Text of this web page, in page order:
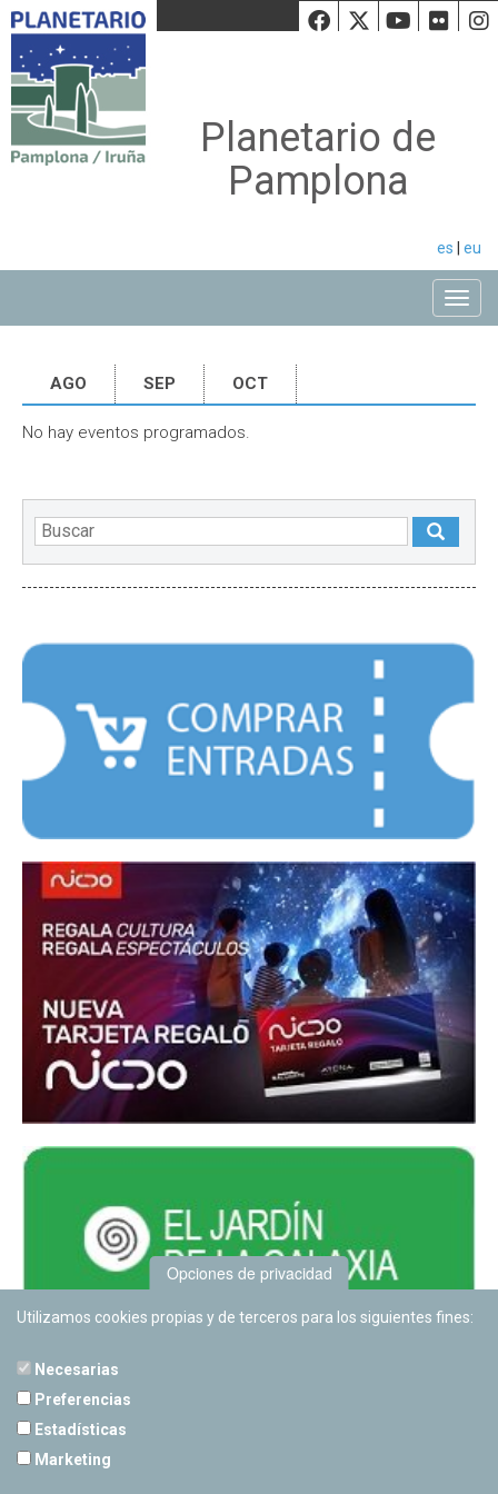
Facebook
Twiiter
Planetario de
Pamplona
es eu
AGO SEP OCT
No hay eventos programados.
Opciones de privacidad
Utilizamos cookies propias y de terceros para los siguientes fines:
Necesarias
Preferencias
Estadísticas
Marketing